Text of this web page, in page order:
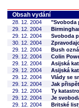
Obsah vydání
28. 12. 2004
"Svoboda
29. 12. 2004
29. 12. 2004
Svoboda
30. 12. 2004
29. 12. 2004
Bush
29. 12. 2004
Colin
29. 12. 2004
Asijská
29. 12. 2004
Asijská
29. 12. 2004
Vlády se
29. 12. 2004
Jak
29. 12. 2004
Ty
29. 12. 2004
Je
29. 12. 2004
Britské